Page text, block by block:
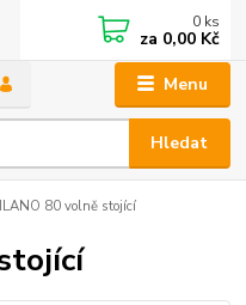
Menu
Hledat
0 ks
za 0,00 Kč
80 volně stojící